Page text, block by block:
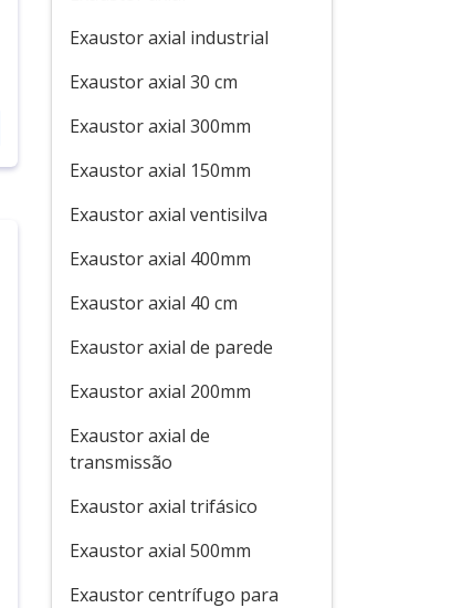
Exaustor axial industrial
Exaustor axial 30 cm
Exaustor axial 300mm
Exaustor axial 150mm
Exaustor axial ventisilva
Exaustor axial 400mm
Exaustor axial 40 cm
Exaustor axial de parede
Exaustor axial 200mm
Exaustor axial de
transmissão
Exaustor axial trifásico
Exaustor axial 500mm
Exaustor centrífugo para